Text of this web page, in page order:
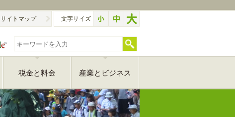
サイトマップ 文字サイズ
税金と料金 産業とビジネス